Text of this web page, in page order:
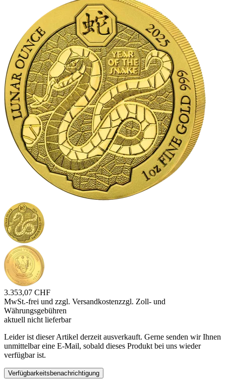
3.353,07 CHF
MwSt.-frei und zzgl. Versandkostenzzgl. Zoll- und
Währungsgebühren
aktuell nicht lieferbar
Leider ist dieser Artikel derzeit ausverkauft. Gerne senden wir Ihnen
unmittelbar eine E-Mail, sobald dieses Produkt bei uns wieder
verfügbar ist.
Verfügbarkeitsbenachrichtigung